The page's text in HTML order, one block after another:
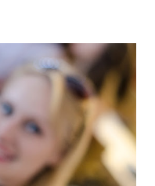
és kincsekben,
ápol és büszkén
előtag a település
melyeket ma is meg lehet
mielőtt ide eljutnánk,
főtéren, ahol a